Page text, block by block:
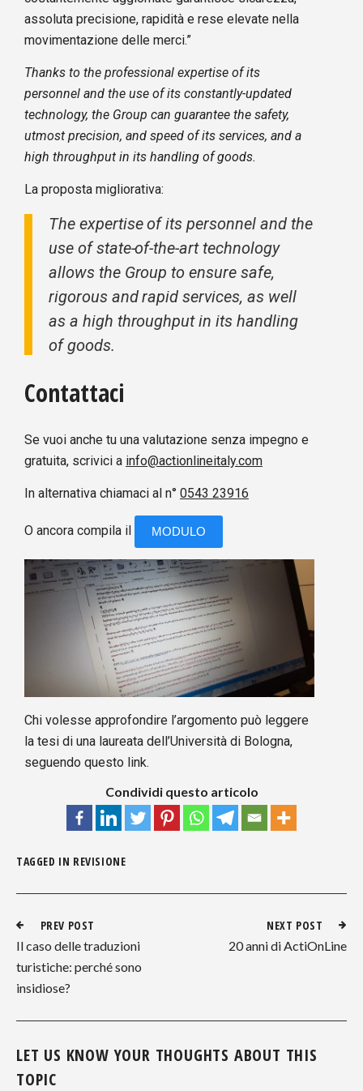
assoluta precisione, rapidità e rese elevate nella
movimentazione delle merci.”
Thanks to the professional expertise of its
personnel and the use of its constantly-updated
technology, the Group can guarantee the safety,
utmost precision, and speed of its services, and a
high throughput in its handling of goods.
La proposta migliorativa:
The expertise of its personnel and the
use of state-of-the-art technology
allows the Group to ensure safe,
rigorous and rapid services, as well
as a high throughput in its handling
of goods.
Contattaci
Se vuoi anche tu una valutazione senza impegno e
gratuita, scrivici a info@actionlineitaly.com
In alternativa chiamaci al n° 0543 23916
O ancora compila il MODULO
Chi volesse approfondire l’argomento può leggere
la tesi di una laureata dell’Università di Bologna,
seguendo questo link.
Condividi questo articolo
TAGGED IN REVISIONE
PREV POST
Il caso delle traduzioni
turistiche: perché sono
insidiose?
NEXT POST
20 anni di ActiOnLine
LET US KNOW YOUR THOUGHTS ABOUT THIS
TOPIC